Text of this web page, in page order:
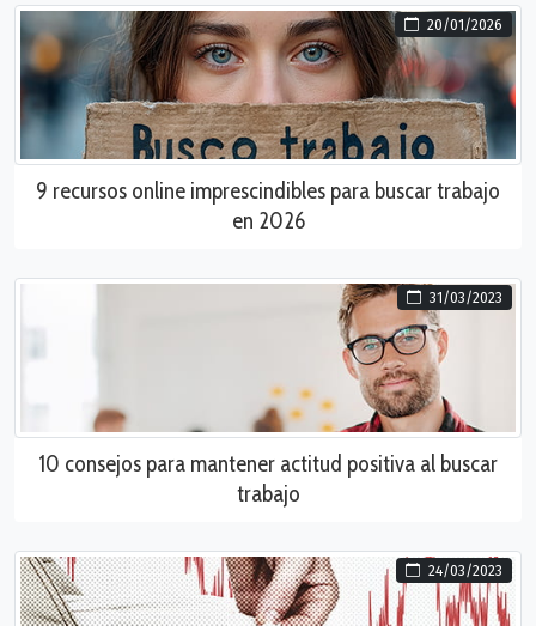
20/01/2026
9 recursos online imprescindibles para buscar trabajo
en 2026
31/03/2023
10 consejos para mantener actitud positiva al buscar
trabajo
24/03/2023